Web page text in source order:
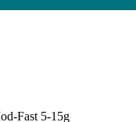
Fast 5-15g